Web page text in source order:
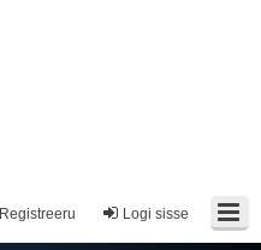
Logi sisse
Registreeru